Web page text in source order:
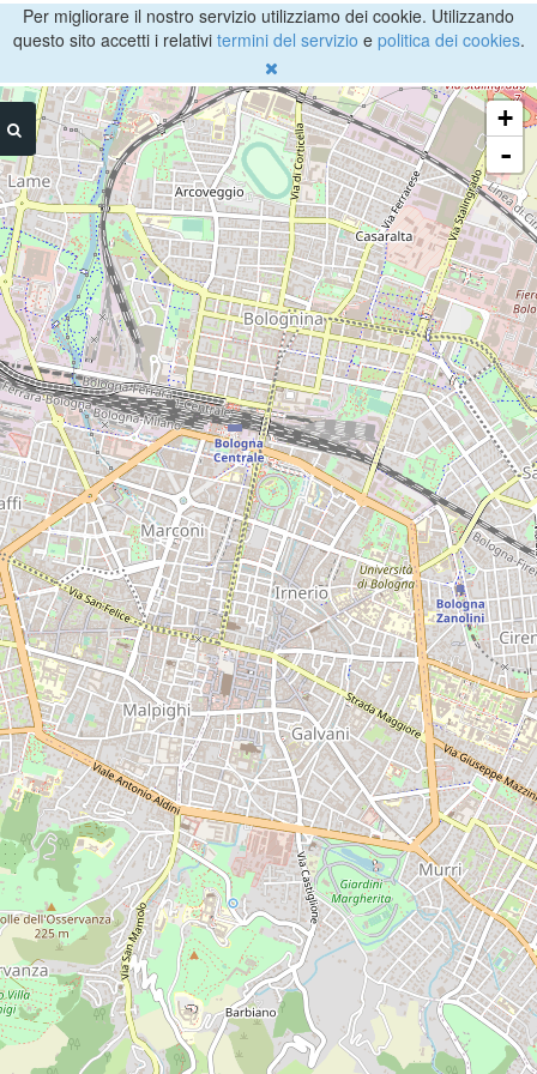
Per migliorare il nostro servizio utilizziamo dei cookie. Utilizzando
questo sito accetti i relativi termini del servizio e politica dei cookies.
+
-